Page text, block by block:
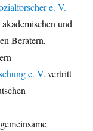
e. V.
und
Beratern,
e. V. vertritt
gemeinsame